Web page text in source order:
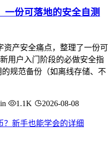
一份可落地的安全自测
资产安全痛点，整理了一份可
用户入门阶段的必做安全指
规范备份（如离线存储、不
1.1K 2026-08-08